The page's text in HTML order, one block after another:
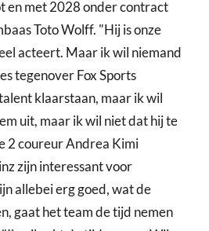
en met 2028 onder contract
Toto Wolff. "Hij is onze
acteert. Maar ik wil niemand
tegenover Fox Sports
klaarstaan, maar ik wil
uit, maar ik wil niet dat hij te
2 coureur Andrea Kimi
zijn interessant voor
allebei erg goed, wat de
gaat het team de tijd nemen